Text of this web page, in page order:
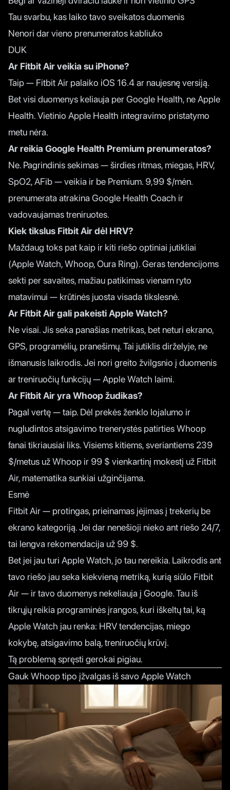
Tau svarbu, kas laiko tavo sveikatos duomenis
Nenori dar vieno prenumeratos kabliuko
DUK
Ar Fitbit Air veikia su iPhone?
Taip — Fitbit Air palaiko iOS 16.4 ar naujesnę versiją.
Bet visi duomenys keliauja per Google Health, ne Apple
Health. Vietinio Apple Health integravimo pristatymo
metu nėra.
Ar reikia Google Health Premium prenumeratos?
Ne. Pagrindinis sekimas — širdies ritmas, miegas, HRV,
SpO2, AFib — veikia ir be Premium. 9,99 $/mėn.
prenumerata atrakina Google Health Coach ir
vadovaujamas treniruotes.
Kiek tikslus Fitbit Air dėl HRV?
Maždaug toks pat kaip ir kiti riešo optiniai jutikliai
(Apple Watch, Whoop, Oura Ring). Geras tendencijoms
sekti per savaites, mažiau patikimas vienam ryto
matavimui — krūtinės juosta visada tikslesnė.
Ar Fitbit Air gali pakeisti Apple Watch?
Ne visai. Jis seka panašias metrikas, bet neturi ekrano,
GPS, programėlių, pranešimų. Tai jutiklis dirželyje, ne
išmanusis laikrodis. Jei nori greito žvilgsnio į duomenis
ar treniruočių funkcijų — Apple Watch laimi.
Ar Fitbit Air yra Whoop žudikas?
Pagal vertę — taip. Dėl prekės ženklo lojalumo ir
nugludintos atsigavimo trenerystės patirties Whoop
fanai tikriausiai liks. Visiems kitiems, sveriantiems 239
$/metus už Whoop ir 99 $ vienkartinį mokestį už Fitbit
Air, matematika sunkiai užginčijama.
Esmė
Fitbit Air — protingas, prieinamas įėjimas į trekerių be
ekrano kategoriją. Jei dar nenešioji nieko ant riešo 24/7,
tai lengva rekomendacija už 99 $.
Bet jei jau turi Apple Watch, jo tau nereikia. Laikrodis ant
tavo riešo jau seka kiekvieną metriką, kurią siūlo Fitbit
Air — ir tavo duomenys nekeliauja į Google. Tau iš
tikrųjų reikia programinės įrangos, kuri iškeltų tai, ką
Apple Watch jau renka: HRV tendencijas, miego
kokybę, atsigavimo balą, treniruočių krūvį.
Tą problemą spręsti gerokai pigiau.
Gauk Whoop tipo įžvalgas iš savo Apple Watch